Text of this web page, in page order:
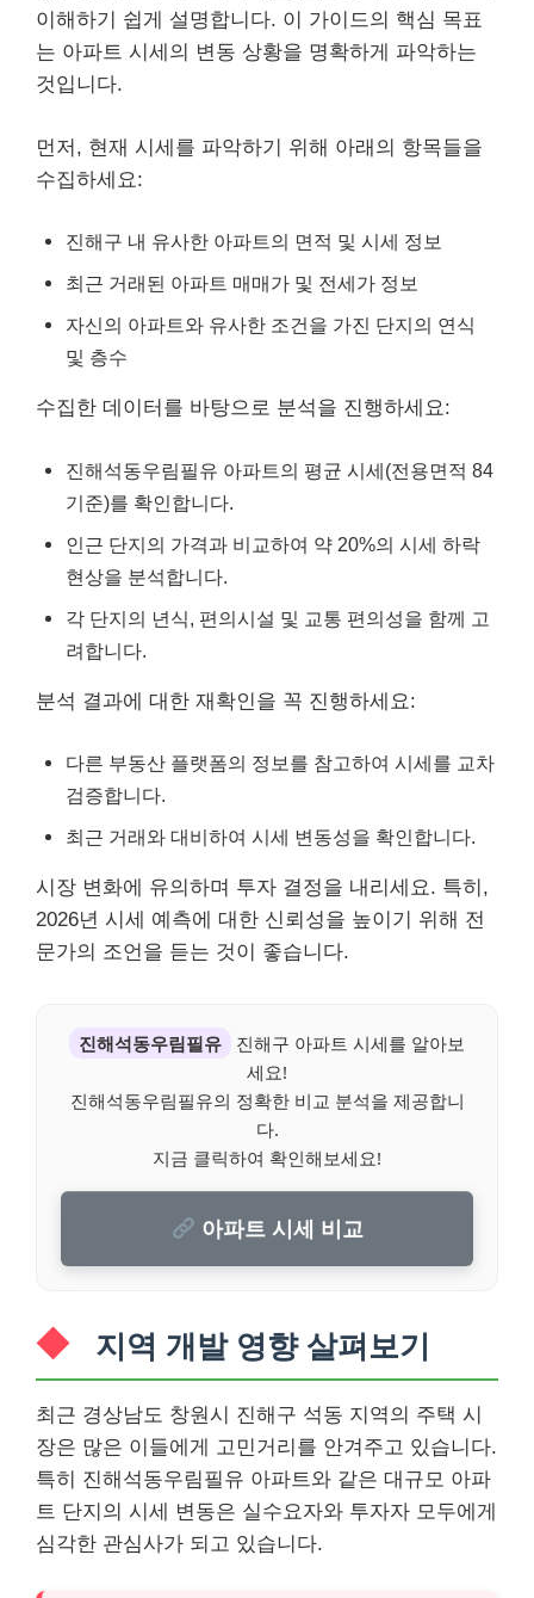
이해하기 쉽게 설명합니다. 이 가이드의 핵심 목표
는 아파트 시세의 변동 상황을 명확하게 파악하는
것입니다.
먼저, 현재 시세를 파악하기 위해 아래의 항목들을
수집하세요:
진해구 내 유사한 아파트의 면적 및 시세 정보
최근 거래된 아파트 매매가 및 전세가 정보
자신의 아파트와 유사한 조건을 가진 단지의 연식
및 층수
수집한 데이터를 바탕으로 분석을 진행하세요:
진해석동우림필유 아파트의 평균 시세(전용면적 84
기준)를 확인합니다.
인근 단지의 가격과 비교하여 약 20%의 시세 하락
현상을 분석합니다.
각 단지의 년식, 편의시설 및 교통 편의성을 함께 고
려합니다.
분석 결과에 대한 재확인을 꼭 진행하세요:
다른 부동산 플랫폼의 정보를 참고하여 시세를 교차
검증합니다.
최근 거래와 대비하여 시세 변동성을 확인합니다.
시장 변화에 유의하며 투자 결정을 내리세요. 특히,
2026년 시세 예측에 대한 신뢰성을 높이기 위해 전
문가의 조언을 듣는 것이 좋습니다.
진해석동우림필유
진해구 아파트 시세를 알아보
세요!
진해석동우림필유의 정확한 비교 분석을 제공합니
다.
지금 클릭하여 확인해보세요!
아파트 시세 비교
지역 개발 영향 살펴보기
최근 경상남도 창원시 진해구 석동 지역의 주택 시
장은 많은 이들에게 고민거리를 안겨주고 있습니다.
특히 진해석동우림필유 아파트와 같은 대규모 아파
트 단지의 시세 변동은 실수요자와 투자자 모두에게
심각한 관심사가 되고 있습니다.